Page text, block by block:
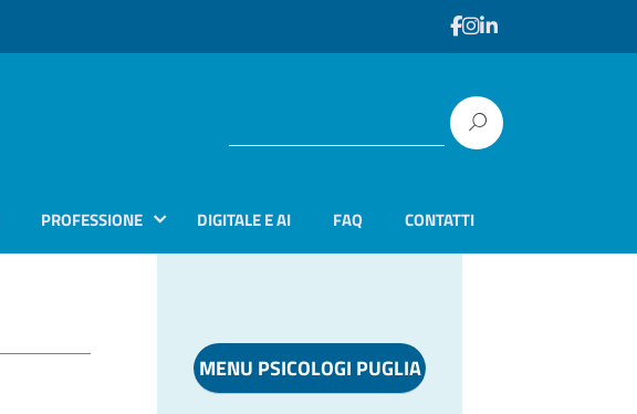
PROFESSIONE DIGITALE E AI FAQ CONTATTI
MENU PSICOLOGI PUGLIA